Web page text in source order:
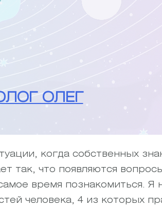
ОЛЕГ
когда собственных
так, что появляются
время познакомиться. Я
человека, 4 из которых